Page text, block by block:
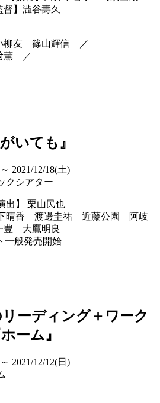
】澁谷壽久
篠山輝信 ／
／
いても』
2021/12/18(土)
クシアター
出】 栗山民也
晴香 渡邊圭祐 近藤公園 阿岐
豊 大鷹明良
一般発売開始
ーディング＋ワーク
ーム』
2021/12/12(日)